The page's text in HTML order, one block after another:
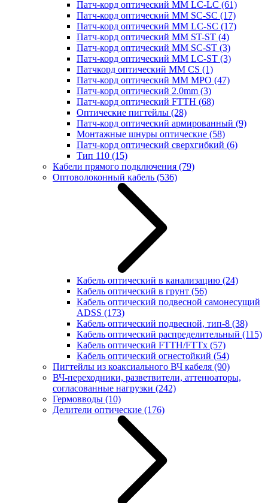
Патч-корд оптический MM LC-LC (61)
Патч-корд оптический MM SC-SC (17)
Патч-корд оптический MM LC-SC (17)
Патч-корд оптический MM ST-ST (4)
Патч-корд оптический MM SC-ST (3)
Патч-корд оптический MM LC-ST (3)
Патчкорд оптический MM CS (1)
Патч-корд оптический MM MPO (47)
Патч-корд оптический 2.0mm (3)
Патч-корд оптический FTTH (68)
Оптические пигтейлы (28)
Патч-корд оптический армированный (9)
Монтажные шнуры оптические (58)
Патч-корд оптический сверхгибкий (6)
Тип 110 (15)
Кабели прямого подключения (79)
Оптоволоконный кабель (536)
Кабель оптический в канализацию (24)
Кабель оптический в грунт (56)
Кабель оптический подвесной самонесущий
ADSS (173)
Кабель оптический подвесной, тип-8 (38)
Кабель оптический распределительный (115)
Кабель оптический FTTH/FTTx (57)
Кабель оптический огнестойкий (54)
Пигтейлы из коаксиального ВЧ кабеля (90)
ВЧ-переходники, разветвители, аттенюаторы,
согласованные нагрузки (242)
Гермовводы (10)
Делители оптические (176)